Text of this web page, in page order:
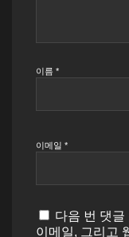
이름 *
이메일 *
다음 번 댓글
이메일, 그리고